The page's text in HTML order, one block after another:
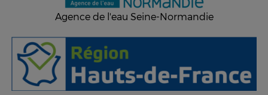
Agence de l'eau Seine-Normandie